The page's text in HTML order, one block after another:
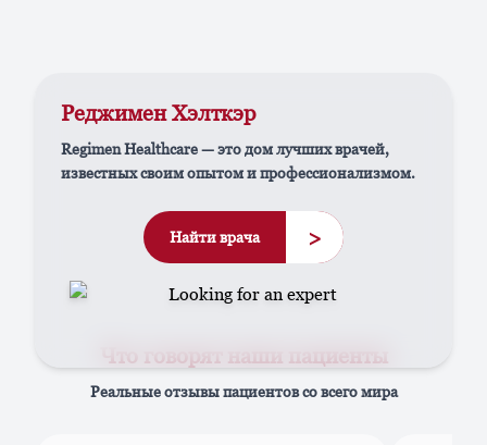
Реджимен Хэлткэр
Regimen Healthcare — это дом лучших врачей,
известных своим опытом и профессионализмом.
Найти врача >
Что говорят наши пациенты
Реальные отзывы пациентов со всего мира